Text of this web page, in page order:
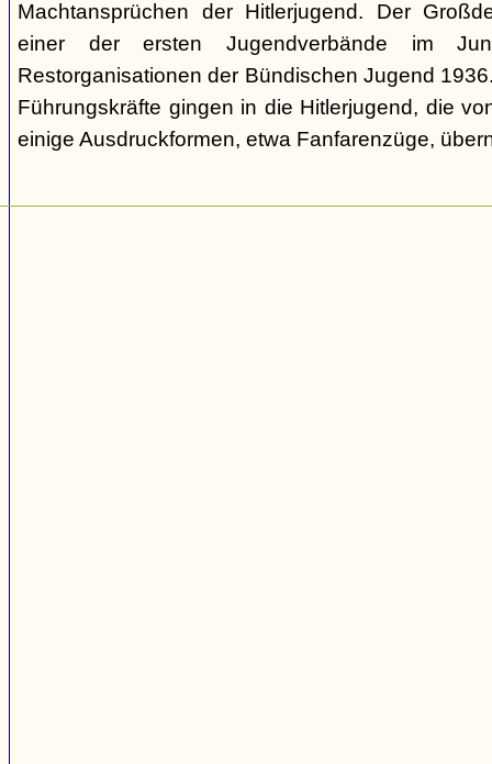
Machtansprüchen der Hitlerjugend. Der
einer der ersten Jugendverbände im
Restorganisationen der Bündischen Jugend
Führungskräfte gingen in die Hitlerjugend, die
einige Ausdruckformen, etwa Fanfarenzüge,